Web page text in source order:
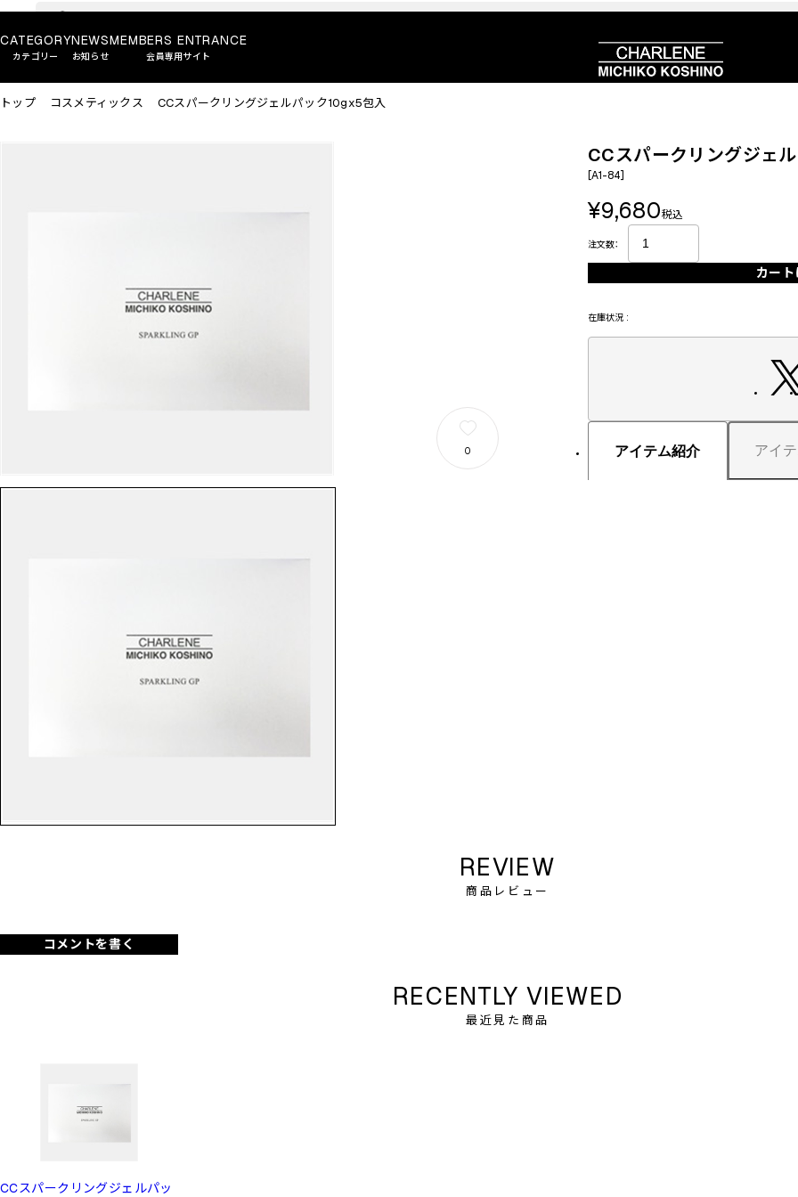
CATEGORY
カテゴリー
NEWS
お知らせ
MEMBERS ENTRANCE
会員専用サイト
トップ コスメティックス CCスパークリングジェルパック10gx5包入
0
CCスパークリングジェ
[A1-84]
¥9,680税込
注文数：
カー
在庫状況 :
アイテム紹介 アイ
商品レビュー
REVIEW
コメントを書く
最近見た商品
RECENTLY VIEWED
CCスパークリングジェルパッ